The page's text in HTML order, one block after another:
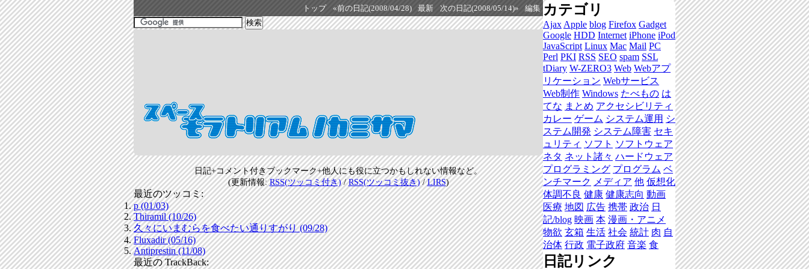
トップ «前の日記(2008/04/28) 最新 次の日記(2008/05/14)» 編集
日記+コメント付きブックマーク+他人にも役に立つかもしれない情報など。
(更新情報:RSS(ツッコミ付き)/RSS(ツッコミ抜き)/LIRS)
最近のツッコミ:
p (01/03)
Thiramil (10/26)
久々にいまむらを食べたい通りすがり (09/28)
Fluxadir (05/16)
Antiprestin (11/08)
最近の TrackBack:
カテゴリ
Ajax Apple blog Firefox Gadget
Google HDD Internet iPhone iPod
JavaScript Linux Mac Mail PC
Perl PKI RSS SEO spam SSL
tDiary W-ZERO3 Web Webアプ
リケーション Webサービス
Web制作 Windows たべもの は
てな まとめ アクセシビリティ
カレー ゲーム システム運用 シ
ステム開発 システム障害 セキ
ュリティ ソフト ソフトウェア
ネタ ネット諸々 ハードウェア
プログラミング プログラム ベ
ンチマーク メディア 他 仮想化
体調不良 健康 健康志向 動画
医療 地図 広告 携帯 政治 日
記/blog 映画 本 漫画・アニメ
物欲 玄箱 生活 社会 統計 肉 自
治体 行政 電子政府 音楽 食
日記リンク